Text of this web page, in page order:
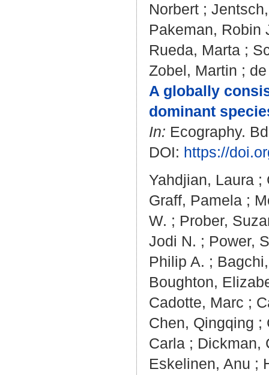
Norbert ;
Pakeman, Robin
Rueda, Marta ;
Zobel, Martin ;
A globally
dominant
In: Ecography.
DOI: https://
Yahdjian, Laura ;
Graff, Pamela ;
W. ; Prober,
Jodi N. ; Power,
Philip A. ;
Boughton,
Cadotte, Marc ;
Chen, Qingqing ;
Carla ; Dickman,
Eskelinen, Anu ;